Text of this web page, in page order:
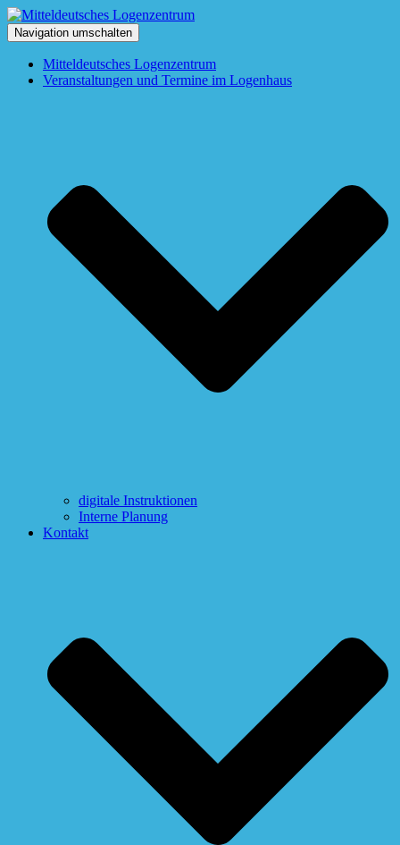
Navigation umschalten
Mitteldeutsches Logenzentrum
Veranstaltungen und Termine im Logenhaus
digitale Instruktionen
Interne Planung
Kontakt